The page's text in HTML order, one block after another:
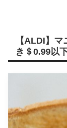
【ALDI】
き＄0.99以